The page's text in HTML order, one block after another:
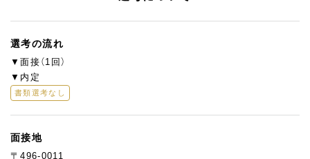
選考の流れ
▼面接（1回）
▼内定
書類選考なし
面接地
〒496-0011